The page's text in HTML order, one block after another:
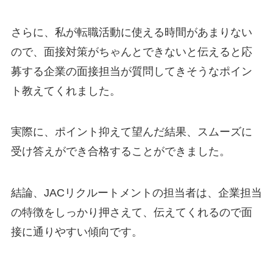
さらに、私が転職活動に使える時間があまりない
ので、面接対策がちゃんとできないと伝えると応
募する企業の面接担当が質問してきそうなポイン
ト教えてくれました。
実際に、ポイント抑えて望んだ結果、スムーズに
受け答えができ合格することができました。
結論、JACリクルートメントの担当者は、企業担当
の特徴をしっかり押さえて、伝えてくれるので面
接に通りやすい傾向です。